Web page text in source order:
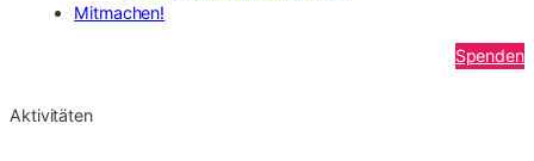
Mitmachen!
Spenden
Aktivitäten